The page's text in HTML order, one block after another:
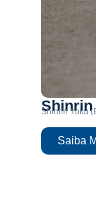
Shinrin
Shinrin Yoku
Saiba